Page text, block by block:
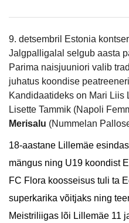
9. detsembril Estonia
Jalgpalligalal selgub aasta
Parima naisjuuniori valib
juhatus koondise
Kandidaatideks on Mari Liis
Lisette Tammik (Napoli
Merisalu (Nummelan
18-aastane Lillemäe
mängus ning U19 koondist
FC Flora koosseisus tuli ta
superkarika võitjaks ning
Meistriliigas lõi Lillemäe 11